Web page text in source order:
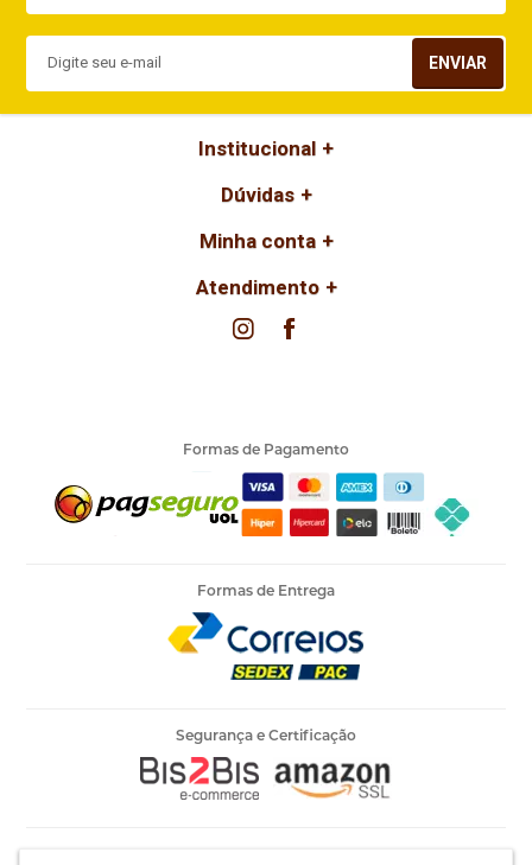
ENVIAR
Institucional
Dúvidas
Minha conta
Atendimento
Formas de Pagamento
Formas de Entrega
Segurança e Certificação